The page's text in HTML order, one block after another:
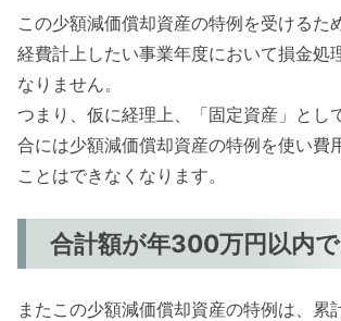
この少額減価償却資産の特例を受けるた
経費計上したい事業年度において損金処
なりません。
つまり、仮に経理上、「固定資産」とし
合には少額減価償却資産の特例を使い費
ことはできなくなります。
合計額が年300万円以内
またこの少額減価償却資産の特例は、累